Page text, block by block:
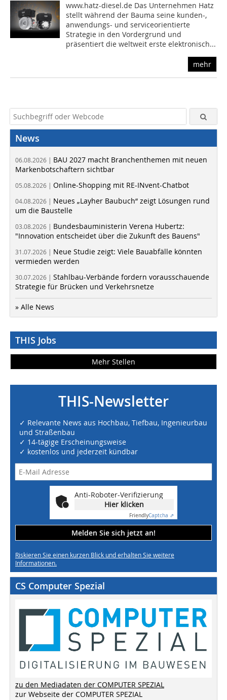
www.hatz-diesel.de Das Unternehmen Hatz
stellt während der Bauma seine kunden-,
anwendungs- und serviceorientierte
Strategie in den Vordergrund und
präsentiert die weltweit erste elektronisch...
mehr
News
06.08.2026 | BAU 2027 macht Branchenthemen mit neuen
Markenbotschaftern sichtbar
05.08.2026 | Online-Shopping mit RE-INvent-Chatbot
04.08.2026 | Neues „Layher Baubuch“ zeigt Lösungen rund
um die Baustelle
03.08.2026 | Bundesbauministerin Verena Hubertz:
"Innovation entscheidet über die Zukunft des Bauens"
31.07.2026 | Neue Studie zeigt: Viele Bauabfälle könnten
vermieden werden
30.07.2026 | Stahlbau-Verbände fordern vorausschauende
Strategie für Brücken und Verkehrsnetze
» Alle News
THIS Jobs
Mehr Stellen
THIS-Newsletter
✓ Relevante News aus Hochbau, Tiefbau, Ingenieurbau
und Straßenbau
✓ 14-tägige Erscheinungsweise
✓ kostenlos und jederzeit kündbar
Anti-Roboter-Verifizierung
Hier klicken
FriendlyCaptcha ⇗
Melden Sie sich jetzt an!
Riskieren Sie einen kurzen Blick und erhalten Sie weitere
Informationen.
CS Computer Spezial
zu den Mediadaten der COMPUTER SPEZIAL
zur Webseite der COMPUTER SPEZIAL